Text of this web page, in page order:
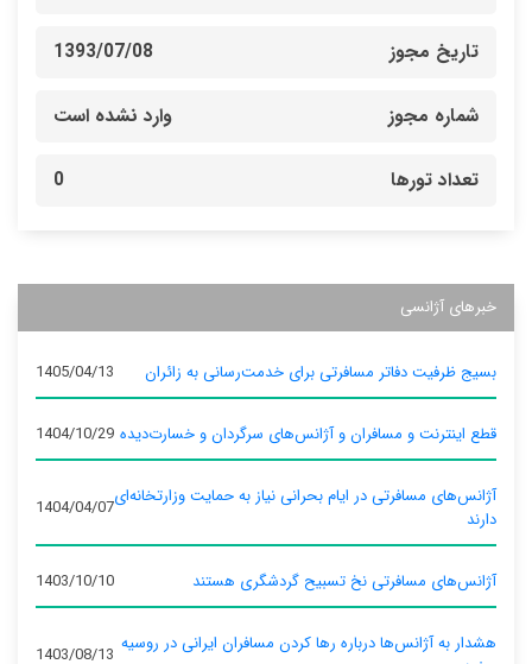
تاریخ مجوز 1393/07/08
شماره مجوز وارد نشده است
تعداد تورها 0
خبرهای آژانسی
بسیج ظرفیت دفاتر مسافرتی برای خدمت‌رسانی به زائران 1405/04/13
قطع اینترنت و مسافران و آژانس‌های سرگردان و خسارت‌دیده 1404/10/29
آژانس‌های مسافرتی در ایام بحرانی نیاز به حمایت وزارتخانه‌ای
دارند
1404/04/07
آژانس‌های مسافرتی نخ تسبیح گردشگری هستند 1403/10/10
هشدار به آژانس‌ها درباره رها کردن مسافران ایرانی در روسیه 1403/08/13